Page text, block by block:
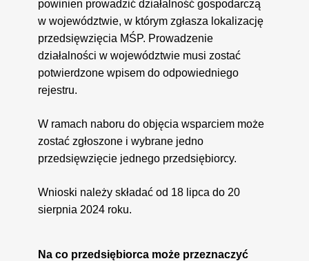
powinien prowadzić działalność gospodarczą
w województwie, w którym zgłasza lokalizację
przedsięwzięcia MŚP. Prowadzenie
działalności w województwie musi zostać
potwierdzone wpisem do odpowiedniego
rejestru.
W ramach naboru do objęcia wsparciem może
zostać zgłoszone i wybrane jedno
przedsięwzięcie jednego przedsiębiorcy.
Wnioski należy składać od 18 lipca do 20
sierpnia 2024 roku.
Na co przedsiębiorca może przeznaczyć